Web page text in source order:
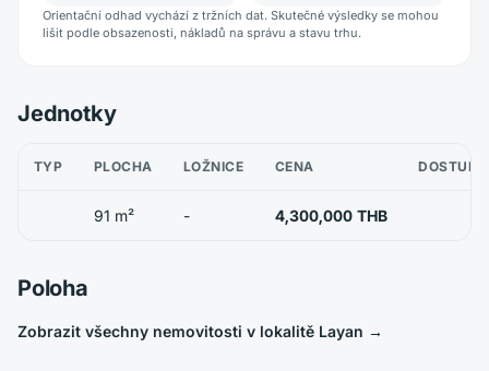
Orientační odhad vychází z tržních dat. Skutečné výsledky se mohou
lišit podle obsazenosti, nákladů na správu a stavu trhu.
Jednotky
TYP PLOCHA LOŽNICE CENA
91 m² - 4,300,000 THB
Poloha
Zobrazit všechny nemovitosti v lokalitě Layan →